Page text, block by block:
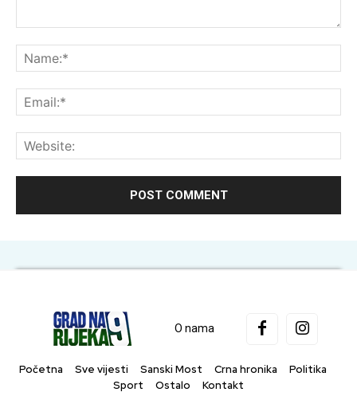
O nama
Početna Sve vijesti Sanski Most Crna hronika
Politika
Sport
Ostalo Kontakt